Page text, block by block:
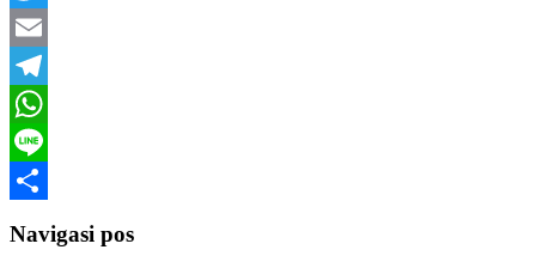
Twitter
Email
Telegram
WhatsApp
Line
Navigasi pos